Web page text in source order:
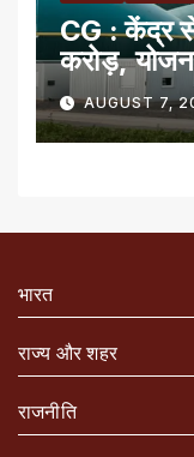
CG : केंद्र से
करोड़,
पहला राज्य
AUGUST 7,
भारत
राज्य और शहर
राजनीति